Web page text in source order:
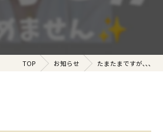
TOP お知らせ たまたまですが､､､